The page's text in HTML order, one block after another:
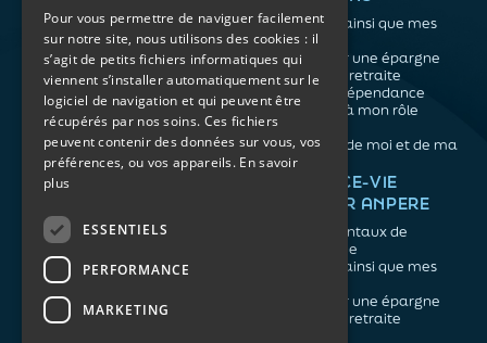
L'association
Notre organisation
L’équipe
Les atouts du contrat
associatif
Me protéger ainsi que mes
proches
Me constituer une épargne
Préparer ma retraite
Anticiper la dépendance
Me préparer à mon rôle
d'aidant
Prendre soin de moi et de ma
santé
NOS ARTICLES
Retraite
Prévoyance
Dépendance
Aidants
ASSURANCE-VIE
FACILE PAR ANPERE
Les fondamentaux de
l'assurance vie
Me protéger ainsi que mes
Me constituer une épargne
Préparer ma retraite
Pour vous permettre de naviguer facilement
sur notre site, nous utilisons des cookies : il
s’agit de petits fichiers informatiques qui
viennent s’installer automatiquement sur le
logiciel de navigation et qui peuvent être
récupérés par nos soins. Ces fichiers
peuvent contenir des données sur vous, vos
préférences, ou vos appareils. En savoir
plus
ESSENTIELS
PERFORMANCE
MARKETING